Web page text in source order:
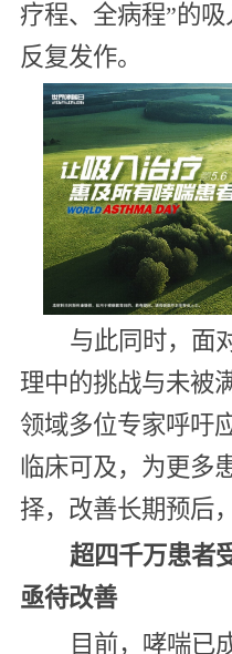
疗程、全病程”的
反复发作。
与此同时，面
理中的挑战与未被
领域多位专家呼吁
临床可及，为更多
择，改善长期预后
超四千万患者
亟待改善
目前，哮喘已